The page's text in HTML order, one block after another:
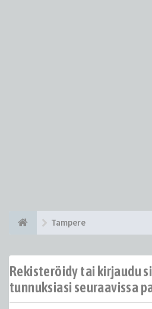
Tampere
Rekisteröidy tai kirjaudu
tunnuksiasi seuraavissa